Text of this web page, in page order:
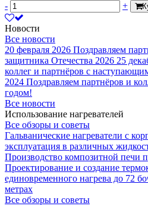
-
+
Новости
Все новости
20 февраля 2026 Поздравляем
защитника Отечества 2026 25
коллег и партнёров с
2024 Поздравляем партнёров и
годом!
Все новости
Использование нагревателей
Все обзоры и советы
Гальванические нагреватели с
эксплуатация в различных
Производство композитной печи
Проектирование и создание
единовременного нагрева до 72
метрах
Все обзоры и советы